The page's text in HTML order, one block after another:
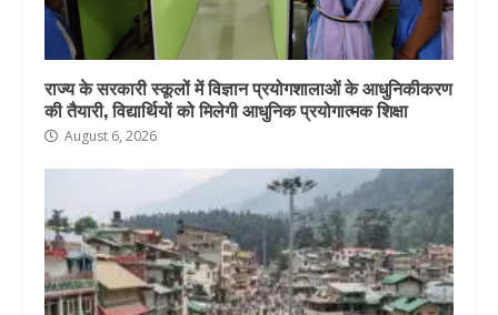
राज्य के सरकारी स्कूलों में विज्ञान प्रयोगशालाओं के आधुनिकीकरण
की तैयारी, विद्यार्थियों को मिलेगी आधुनिक प्रयोगात्मक शिक्षा
August 6, 2026